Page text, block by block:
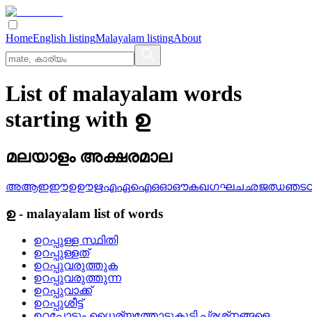
HomeEnglish listingMalayalam listingAbout
List of malayalam words
starting with ഉ
മലയാളം അക്ഷരമാല
അആഇഈഉഊഋഎഏഐഒഓഔകഖഗഘചഛജഝഞട
ഉ- malayalam list of words
ഉറപ്പുള്ള സ്ഥിതി
ഉറപ്പുള്ളത്
ഉറപ്പുവരുത്തുക
ഉറപ്പുവരുത്തുന്ന
ഉറപ്പുവാക്ക്
ഉറപ്പുശീട്ട്